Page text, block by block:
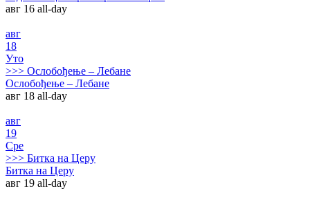
авг 16 all-day
авг
18
Уто
>>> Ослобођење – Лебане
Ослобођење – Лебане
авг 18 all-day
авг
19
Сре
>>> Битка на Церу
Битка на Церу
авг 19 all-day